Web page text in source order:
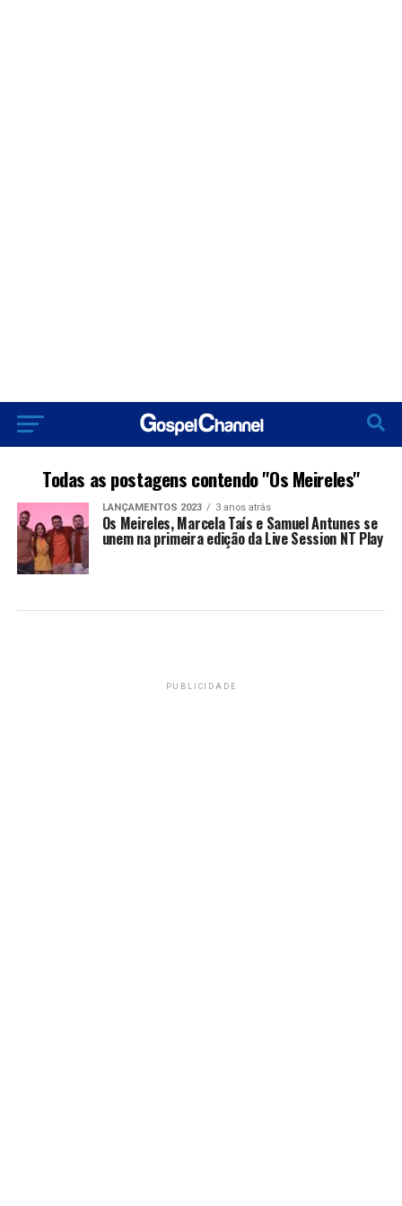
Todas as postagens contendo "Os Meireles"
LANÇAMENTOS 2023 3 anos atrás
Os Meireles, Marcela Taís e Samuel Antunes se
unem na primeira edição da Live Session NT Play
PUBLICIDADE